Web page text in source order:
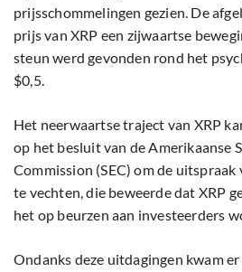
prijsschommelingen gezien. De
prijs van XRP een zijwaartse
steun werd gevonden rond het
$0,5.
Het neerwaartse traject van XRP
op het besluit van de Amerikaanse
Commission (SEC) om de uitspraak
te vechten, die beweerde dat XRP
het op beurzen aan investeerders
Ondanks deze uitdagingen kwam